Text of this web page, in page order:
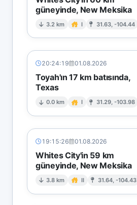
güneyinde, New Meksika
3.2 km I 31.63, -104.44
20:24:19 01.08.2026
Toyah'ın 17 km batısında,
Texas
0.0 km I 31.29, -103.98
19:15:26 01.08.2026
Whites City'in 59 km
güneyinde, New Meksika
3.8 km II 31.64, -104.43